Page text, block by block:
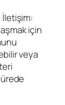
için
veya